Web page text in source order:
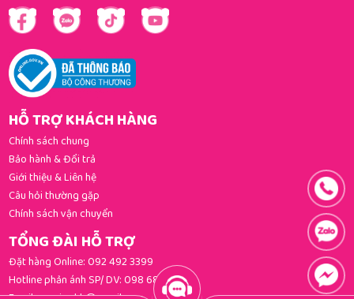
HỖ TRỢ KHÁCH HÀNG
Chính sách chung
Bảo hành & Đổi trả
Giới thiệu & Liên hệ
Câu hỏi thường gặp
Chính sách vận chuyển
TỔNG ĐÀI HỖ TRỢ
Đặt hàng Online:092 492 3399
Hotline phản ánh SP/ DV:098 681 3392